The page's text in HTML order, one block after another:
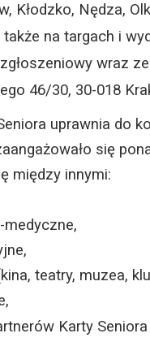
Kłodzko, Nędza,
na targach i
wraz
46/30, 30-018
uprawnia do
się
między innymi:
teatry, muzea,
Karty